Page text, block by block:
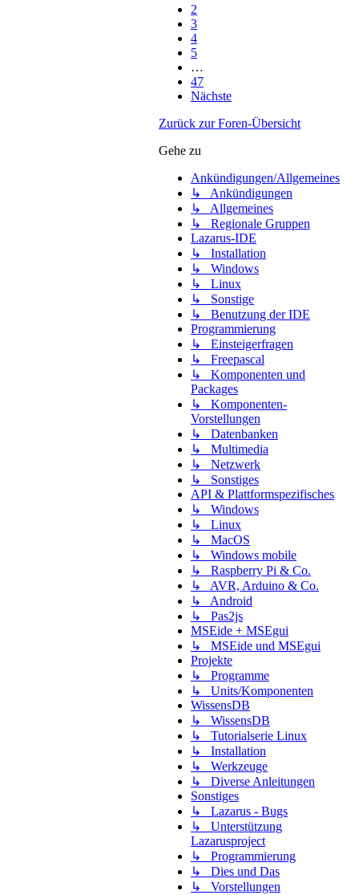
2
3
4
5
…
47
Nächste
Zurück zur Foren-Übersicht
Gehe zu
Ankündigungen/Allgemeines
↳ Ankündigungen
↳ Allgemeines
↳ Regionale Gruppen
Lazarus-IDE
↳ Installation
↳ Windows
↳ Linux
↳ Sonstige
↳ Benutzung der IDE
Programmierung
↳ Einsteigerfragen
↳ Freepascal
↳ Komponenten und
Packages
↳ Komponenten-
Vorstellungen
↳ Datenbanken
↳ Multimedia
↳ Netzwerk
↳ Sonstiges
API & Plattformspezifisches
↳ Windows
↳ Linux
↳ MacOS
↳ Windows mobile
↳ Raspberry Pi & Co.
↳ AVR, Arduino & Co.
↳ Android
↳ Pas2js
MSEide + MSEgui
↳ MSEide und MSEgui
Projekte
↳ Programme
↳ Units/Komponenten
WissensDB
↳ WissensDB
↳ Tutorialserie Linux
↳ Installation
↳ Werkzeuge
↳ Diverse Anleitungen
Sonstiges
↳ Lazarus - Bugs
↳ Unterstützung
Lazarusproject
↳ Programmierung
↳ Dies und Das
↳ Vorstellungen